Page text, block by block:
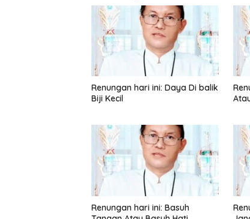
Renungan hari ini: Daya Di balik
Biji Kecil
Renungan hari ini: Basuh